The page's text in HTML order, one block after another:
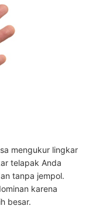
mengukur lingkar
telapak Anda
tanpa jempol.
karena
besar.